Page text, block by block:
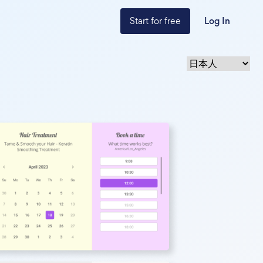
Start for free Log In